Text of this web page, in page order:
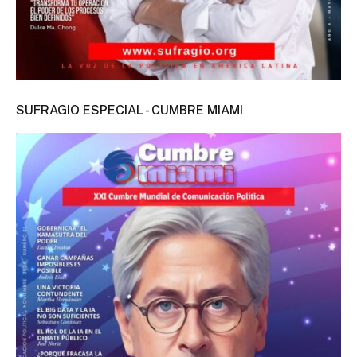
SUFRAGIO ESPECIAL - CUMBRE MIAMI